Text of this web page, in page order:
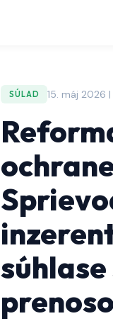
SÚLAD 15. máj 2026